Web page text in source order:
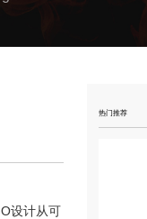
设计从可
热门推荐